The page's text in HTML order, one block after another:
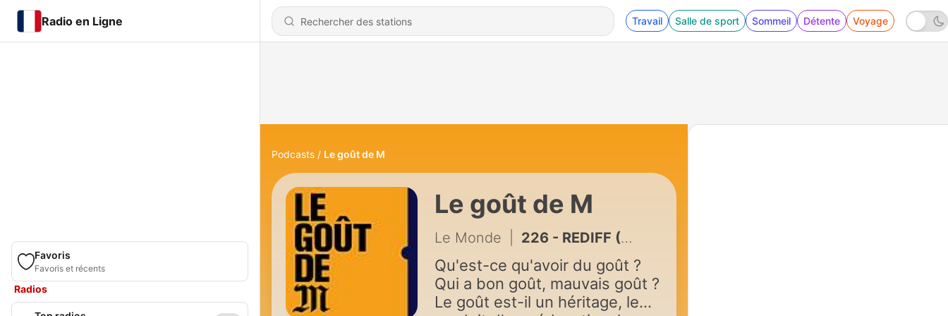
Radio en Ligne Travail Salle de sport Sommeil Détente Voyage
Favoris
Favoris et récents
Radios
Podcasts Le goût de M
Le goût de M
Le Monde 226 - REDIFF (LA)HORDE, collectif d’artistes et de chorégraphes : « Grâce à TikTok, grâce à ses challenges, on n’a jamais vu autant de jeunes danser, c’est génial »
Qu'est-ce qu'avoir du goût ?
Qui a bon goût, mauvais goût ?
Le goût est-il un héritage, le